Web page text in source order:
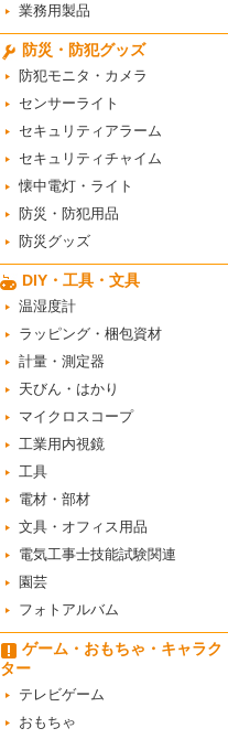
業務用製品
防災・防犯グッズ
防犯モニタ・カメラ
センサーライト
セキュリティアラーム
セキュリティチャイム
懐中電灯・ライト
防災・防犯用品
防災グッズ
DIY・工具・文具
温湿度計
ラッピング・梱包資材
計量・測定器
天びん・はかり
マイクロスコープ
工業用内視鏡
工具
電材・部材
文具・オフィス用品
電気工事士技能試験関連
園芸
フォトアルバム
ゲーム・おもちゃ・キャラク
ター
テレビゲーム
おもちゃ